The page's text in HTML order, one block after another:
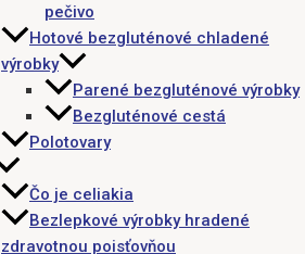
pečivo
Hotové bezgluténové chladené
výrobky
Parené bezgluténové výrobky
Bezgluténové cestá
Polotovary
Čo je celiakia
Bezlepkové výrobky hradené
zdravotnou poisťovňou